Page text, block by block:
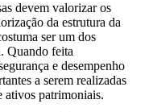
devem valorizar os
da estrutura da
ser um dos
Quando feita
e desempenho
a serem realizadas
ativos patrimoniais.